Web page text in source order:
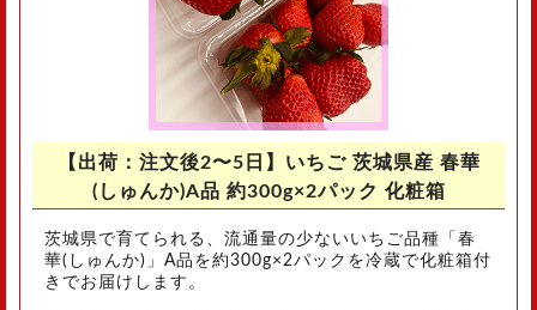
【出荷：注文後2〜5日】いちご 茨城県産 春華
(しゅんか)A品 約300g×2パック 化粧箱
茨城県で育てられる、流通量の少ないいちご品種「春
華(しゅんか)」A品を約300g×2パックを冷蔵で化粧箱付
きでお届けします。